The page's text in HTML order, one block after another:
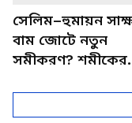
সেলিম–হুমায়ন
বাম জোটে নতুন
সমীকরণ? শমীকের
Samik